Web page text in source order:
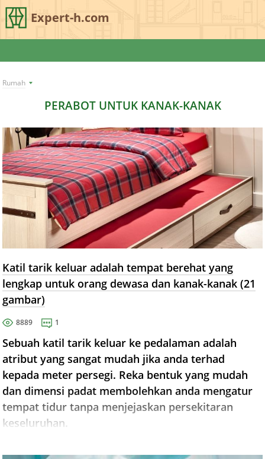
Expert-h.com
Rumah
PERABOT UNTUK KANAK-KANAK
Katil tarik keluar adalah tempat berehat yang
lengkap untuk orang dewasa dan kanak-kanak (21
gambar)
8889 1
Sebuah katil tarik keluar ke pedalaman adalah
atribut yang sangat mudah jika anda terhad
kepada meter persegi. Reka bentuk yang mudah
dan dimensi padat membolehkan anda mengatur
tempat tidur tanpa menjejaskan persekitaran
keseluruhan.